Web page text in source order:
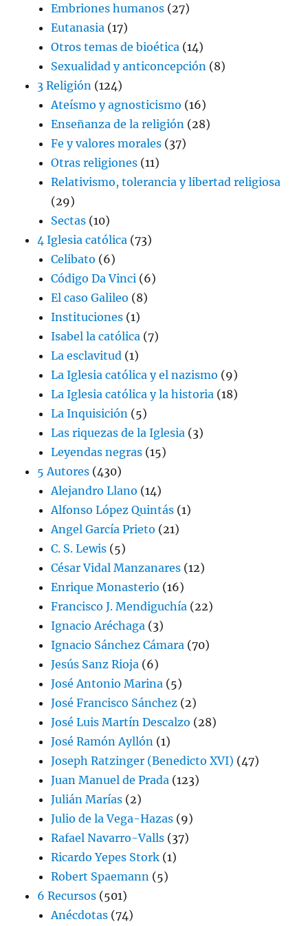
Embriones humanos (27)
Eutanasia (17)
Otros temas de bioética (14)
Sexualidad y anticoncepción (8)
3 Religión (124)
Ateísmo y agnosticismo (16)
Enseñanza de la religión (28)
Fe y valores morales (37)
Otras religiones (11)
Relativismo, tolerancia y libertad religiosa
(29)
Sectas (10)
4 Iglesia católica (73)
Celibato (6)
Código Da Vinci (6)
El caso Galileo (8)
Instituciones (1)
Isabel la católica (7)
La esclavitud (1)
La Iglesia católica y el nazismo (9)
La Iglesia católica y la historia (18)
La Inquisición (5)
Las riquezas de la Iglesia (3)
Leyendas negras (15)
5 Autores (430)
Alejandro Llano (14)
Alfonso López Quintás (1)
Angel García Prieto (21)
C. S. Lewis (5)
César Vidal Manzanares (12)
Enrique Monasterio (16)
Francisco J. Mendiguchía (22)
Ignacio Aréchaga (3)
Ignacio Sánchez Cámara (70)
Jesús Sanz Rioja (6)
José Antonio Marina (5)
José Francisco Sánchez (2)
José Luis Martín Descalzo (28)
José Ramón Ayllón (1)
Joseph Ratzinger (Benedicto XVI) (47)
Juan Manuel de Prada (123)
Julián Marías (2)
Julio de la Vega-Hazas (9)
Rafael Navarro-Valls (37)
Ricardo Yepes Stork (1)
Robert Spaemann (5)
6 Recursos (501)
Anécdotas (74)